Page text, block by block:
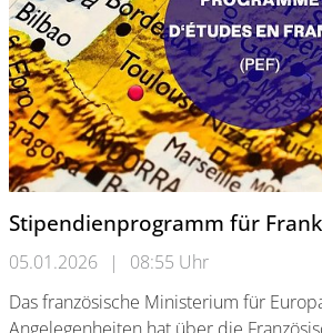
Stipendienprogramm für
05.01.2026 |
08:55 Uhr
Das französische Ministerium für